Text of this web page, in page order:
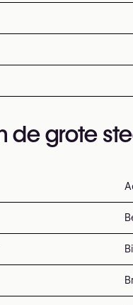
de grote